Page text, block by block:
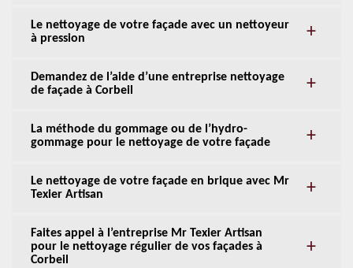
Le nettoyage de votre façade avec un nettoyeur
à pression
Demandez de l’aide d’une entreprise nettoyage
de façade à Corbeil
La méthode du gommage ou de l’hydro-
gommage pour le nettoyage de votre façade
Le nettoyage de votre façade en brique avec Mr
Texier Artisan
Faites appel à l’entreprise Mr Texier Artisan
pour le nettoyage régulier de vos façades à
Corbeil